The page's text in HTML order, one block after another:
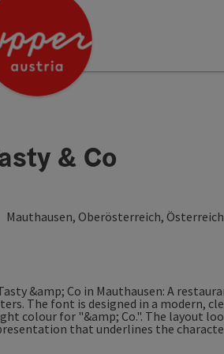
& Co
Mauthausen, Oberösterreich, Österreich